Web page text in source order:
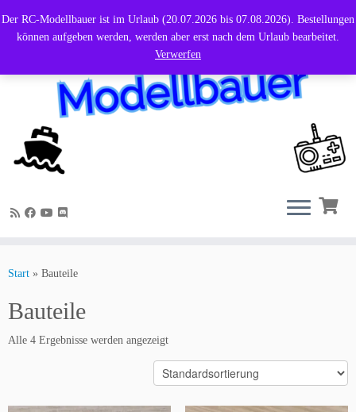
Der RC-Modellbauer ist im Urlaub (20.07.2026 bis 07.08.2026). Bestellungen
können aufgeben werden, werden aber erst nach dem Urlaub bearbeitet.
Verwerfen
Inhalt
Start » Bauteile
Bauteile
Alle 4 Ergebnisse werden angezeigt